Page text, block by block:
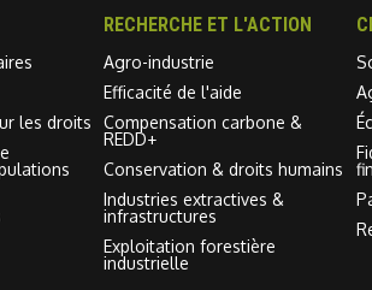
les droits
RECHERCHE ET L'ACTION
Agro-industrie
Efficacité de l'aide
Compensation carbone &
REDD+
Conservation & droits humains
Industries extractives &
infrastructures
Exploitation forestière
industrielle